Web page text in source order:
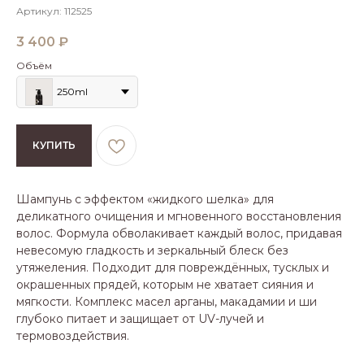
Артикул: 112525
3 400 ₽
Объём
250ml
КУПИТЬ
Шампунь с эффектом «жидкого шелка» для
деликатного очищения и мгновенного восстановления
волос. Формула обволакивает каждый волос, придавая
невесомую гладкость и зеркальный блеск без
утяжеления. Подходит для повреждённых, тусклых и
окрашенных прядей, которым не хватает сияния и
мягкости. Комплекс масел арганы, макадамии и ши
глубоко питает и защищает от UV-лучей и
термовоздействия.